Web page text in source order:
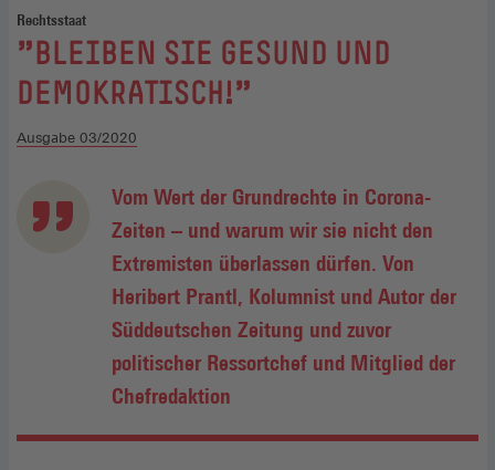
Rechtsstaat
:
"BLEIBEN SIE GESUND UND
DEMOKRATISCH!"
Ausgabe 03/2020
Vom Wert der Grundrechte in Corona-
Zeiten – und warum wir sie nicht den
Extremisten überlassen dürfen. Von
Heribert Prantl, Kolumnist und Autor der
Süddeutschen Zeitung und zuvor
politischer Ressortchef und Mitglied der
Chefredaktion